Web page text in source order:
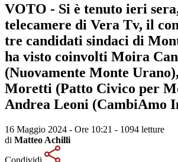
VOTO - Si è tenuto ieri
telecamere di Vera Tv, il
tre candidati sindaci di
ha visto coinvolti Moira
(Nuovamente Monte
Moretti (Patto Civico per
Andrea Leoni (CambiAmo
16 Maggio 2024 - Ore 10:21 - 1094 letture
di Matteo Achilli
Condividi